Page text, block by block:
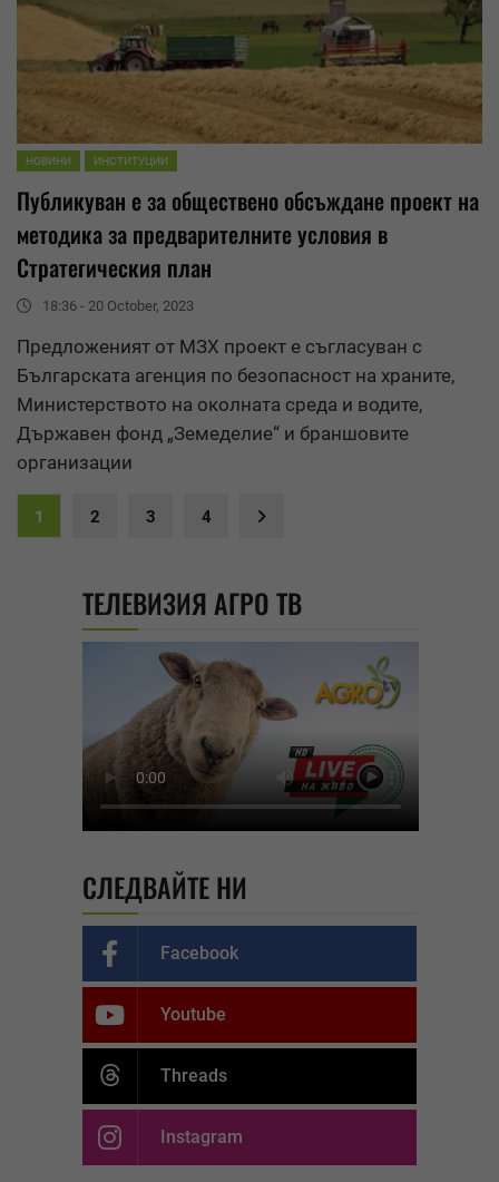
НОВИНИ ИНСТИТУЦИИ
Публикуван е за обществено обсъждане проект на
методика за предварителните условия в
Стратегическия план
18:36 - 20 October, 2023
Предложеният от МЗХ проект е съгласуван с
Българската агенция по безопасност на храните,
Министерството на околната среда и водите,
Държавен фонд „Земеделие“ и браншовите
организации
1 2 3 4
ТЕЛЕВИЗИЯ АГРО ТВ
СЛЕДВАЙТЕ НИ
Facebook
Youtube
Threads
Instagram